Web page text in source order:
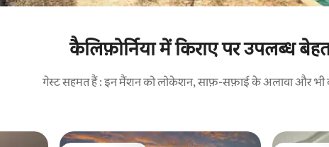
कैलिफ़ोर्निया में किराए पर उपलब्ध
गेस्ट सहमत हैं : इन मैंशन को लोकेशन, साफ़-सफ़ाई के अलावा और भी